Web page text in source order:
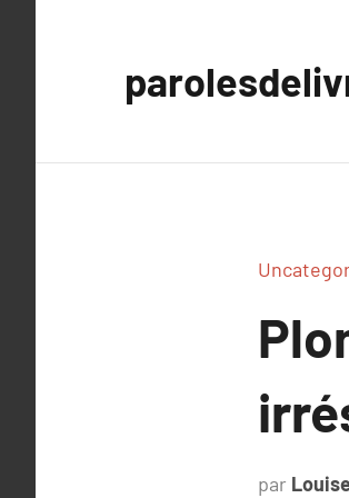
par